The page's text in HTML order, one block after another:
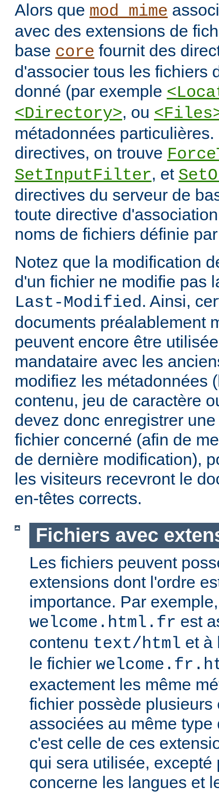
Alors que mod_mime
avec des extensions de
base core fournit des
d'associer tous les fichiers
donné (par exemple
<Directory>, ou
métadonnées
directives, on trouve
SetInputFilter, et
directives du serveur de
toute directive
noms de fichiers définie
Notez que la modification
d'un fichier ne modifie pas
Last-Modified. Ainsi,
documents préalablement
peuvent encore être
mandataire avec les
modifiez les métadonnées
contenu, jeu de caractère
devez donc enregistrer
fichier concerné (afin de
de dernière modification),
les visiteurs recevront le
en-têtes corrects.
Fichiers avec
Les fichiers peuvent
extensions dont l'ordre
importance. Par
welcome.html.fr est
contenu text/html et à
le fichier
exactement les même
fichier possède plusieurs
associées au même
c'est celle de ces
qui sera utilisée, excepté
concerne les langues et